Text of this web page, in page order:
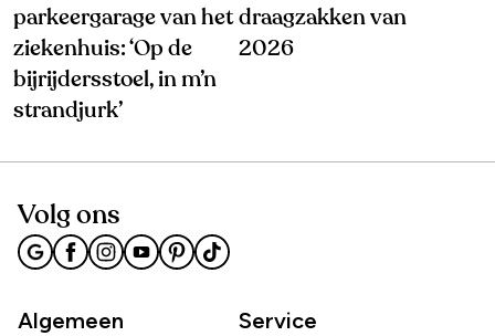
parkeergarage van het
ziekenhuis: ‘Op de
bijrijdersstoel, in m’n
strandjurk’
draagzakken van
2026
Volg ons
Algemeen
Service